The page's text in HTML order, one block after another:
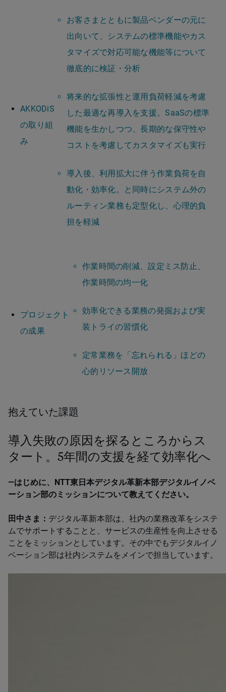
AKKODiS
の取り組
み
お客さまとともに製品ベンダーの元に
出向いて、システムの標準機能やカス
タマイズで対応可能な機能等について
徹底的に検証・分析
​​将来的な拡張性と運用負荷軽減を考慮
した最適な再導入を支援。SaaSの標準
機能を生かしつつ、長期的な保守性や
コストを考慮してカスタマイズも実行
導入後、利用拡大に伴う作業負荷を自
動化・効率化。と同時にシステム外の
ルーティン業務も定型化し、心理的負
担を軽減
プロジェクト
の成果
作業時間の削減、設定ミス防止、
作業時間の均一化
効率化できる業務の発掘および実
装トライの習慣化
定常業務を「忘れられる」ほどの
心的リソース開放
抱えていた課題
導入失敗の原因を探るところからス
タート。5年間の支援を経て効率化へ
―はじめに、NTT​東日本デジタル革新本部デジタルイノベ
ーション部のミッションについて教えてください。
田中さま： デジタル革新本部は、社内の業務改革をシステ
ムでサポートすることと、サービスの生産性を向上させる
ことをミッションとしています。その中でもデジタルイノ
ベーション部は社内システムをメインで担当しています。